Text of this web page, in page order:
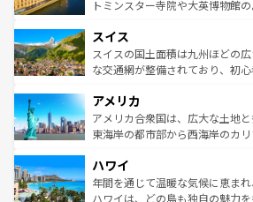
らに、パリ以外の地域にも魅力
れる地方に足を運ぶとそれぞれで
きるだろう。 なお、新着の
を参照してほしい。
してライン川沿いのワイン畑と
は、お酒好きな人にはぜひ体験してほしい
ドイツ情報はコンテンツ一覧を
トミンスター寺院や大英博物館
リアごとに異なる魅力がある。ま
ティー、ビール好きにはたまら
戦など、本場だからこそできる
ンツ一覧を参照してほしい。
スイス
スイスの国土面積は九州ほどの
な交通網が整備されており、初
の建物がそのまま残る町や、スイ
博物館もあり、アルプス観光だけ
ことができる。国民の所得が高
ば市内交通費無料で観光を楽しむことも
着のスイス情報はコンテンツ一覧
アメリカ
アメリカ合衆国は、広大な土地と
東海岸の都市部から西海岸のカ
のような巨大都市は、観光、ショ
ンメントが詰まった刺激的なス
西部には大自然が広がり、グラ
ハワイ
年間を通じて温暖な気候に恵ま
ハワイは、どの島も独自の魅力